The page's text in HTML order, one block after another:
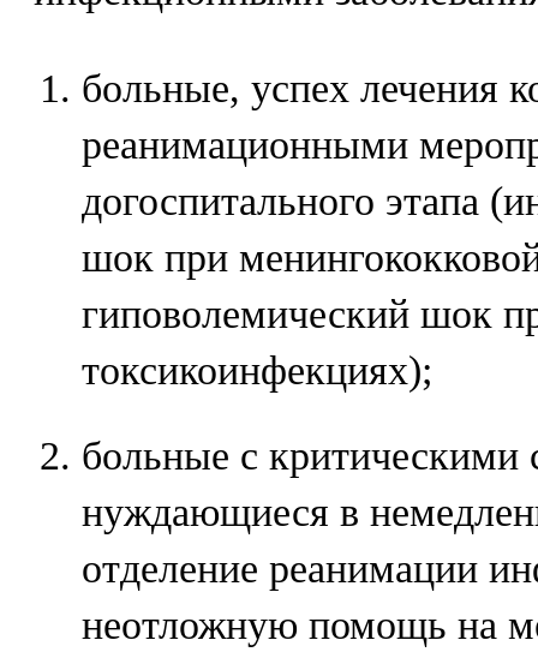
больные, успех лечения
реанимационными
догоспитального этапа
шок при
гиповолемический шок
токсикоинфекциях);
больные с критическими
нуждающиеся в
отделение реанимации
неотложную помощь на